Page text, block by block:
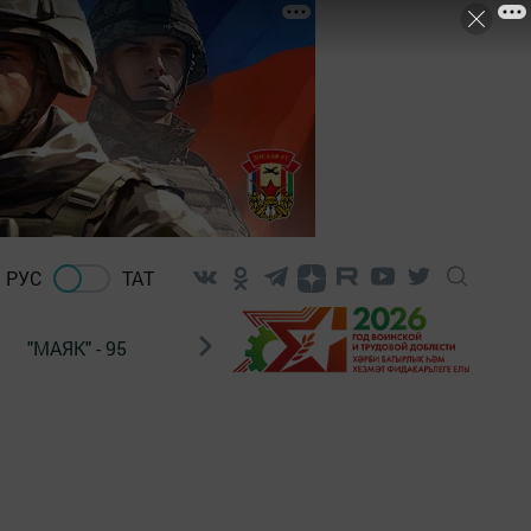
РУС ТАТ
"МАЯК" - 95 "ГУЛЬСТАН" НАШ ПОЧТАЛЬОН